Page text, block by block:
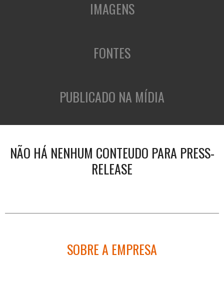
IMAGENS
FONTES
PUBLICADO NA MÍDIA
NÃO HÁ NENHUM CONTEUDO PARA PRESS-
RELEASE
SOBRE A EMPRESA